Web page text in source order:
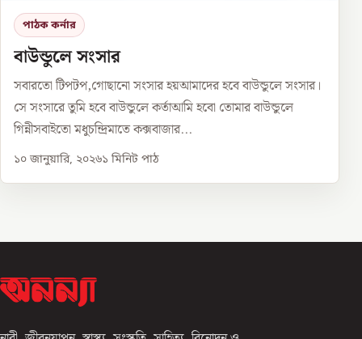
পাঠক কর্নার
বাউন্ডুলে সংসার
সবারতো টিপটপ,গোছানো সংসার হয়আমাদের হবে বাউন্ডুলে সংসার।
সে সংসারে তুমি হবে বাউন্ডুলে কর্তাআমি হবো তোমার বাউন্ডুলে
গিন্নীসবাইতো মধুচন্দ্রিমাতে কক্সবাজার...
১০ জানুয়ারি, ২০২৬১ মিনিট পাঠ